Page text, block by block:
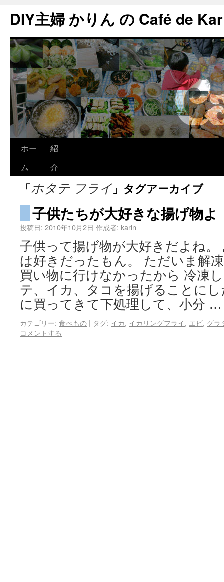
DIY主婦 かりん の Café de
ホー
ム
紹
介
「ホタテ フライ 」タグアーカイブ
子供たちが大好きな揚げ物よ
投稿日: 2010年10月2日 作成者: karin
子供って揚げ物が大好きだよね
は好きだったもん。 ただいま解
買い物に行けなかったから 冷凍
テ、イカ、タコを揚げることに
に買ってきて下処理して、小分
カテゴリー: 食べもの | タグ: イカ, イカリングフライ, エビ, グラ
コメントする